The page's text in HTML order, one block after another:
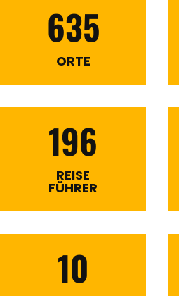
635
ORTE
196
REISE
FÜHRER
10